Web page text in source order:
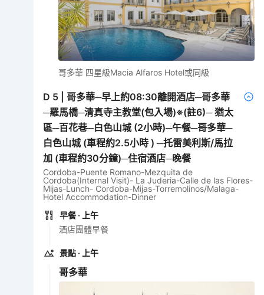
哥多華 四星級Macia Alfaros Hotel或同級
D 5 |哥多華─早上約08:30離開酒店─哥多華
─羅馬橋─清真寺主教堂(包入場)※(註6)─ 猶太
區─百花巷─白色山城 (2小時)─午餐─哥多華─
白色山城 (車程約2.5小時 ) ─托雷美利斯/馬拉
加 (車程約30分鐘)─住宿酒店─晚餐
Cordoba-Puente Romano-Mezquita de
Cordoba(Internal Visit)- La Juderia-Calle de las Flores-
Mijas-Lunch- Cordoba-Mijas-Torremolinos/Malaga-
Hotel Accommodation-Dinner
早餐 · 上午
酒店團體早餐
景點 · 上午
哥多華